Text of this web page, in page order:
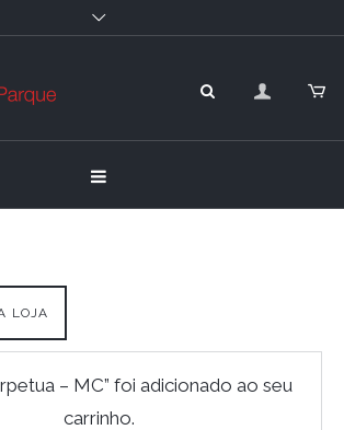
LOJA
– MC” foi adicionado ao seu
carrinho.